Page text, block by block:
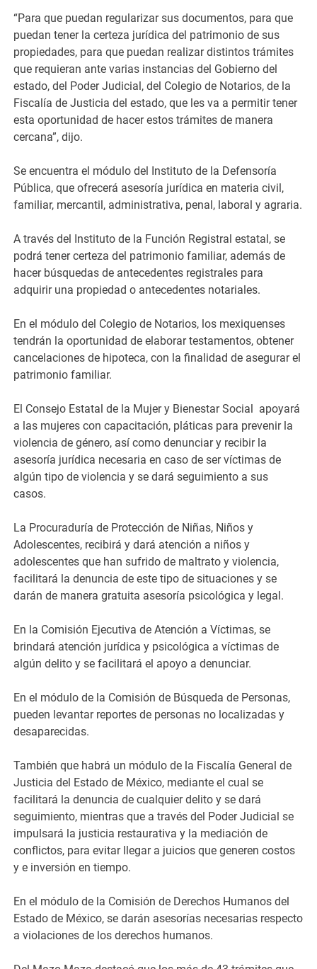
“Para que puedan regularizar sus documentos, para que
puedan tener la certeza jurídica del patrimonio de sus
propiedades, para que puedan realizar distintos trámites
que requieran ante varias instancias del Gobierno del
estado, del Poder Judicial, del Colegio de Notarios, de la
Fiscalía de Justicia del estado, que les va a permitir tener
esta oportunidad de hacer estos trámites de manera
cercana”, dijo.
Se encuentra el módulo del Instituto de la Defensoría
Pública, que ofrecerá asesoría jurídica en materia civil,
familiar, mercantil, administrativa, penal, laboral y agraria.
A través del Instituto de la Función Registral estatal, se
podrá tener certeza del patrimonio familiar, además de
hacer búsquedas de antecedentes registrales para
adquirir una propiedad o antecedentes notariales.
En el módulo del Colegio de Notarios, los mexiquenses
tendrán la oportunidad de elaborar testamentos, obtener
cancelaciones de hipoteca, con la finalidad de asegurar el
patrimonio familiar.
El Consejo Estatal de la Mujer y Bienestar Social apoyará
a las mujeres con capacitación, pláticas para prevenir la
violencia de género, así como denunciar y recibir la
asesoría jurídica necesaria en caso de ser víctimas de
algún tipo de violencia y se dará seguimiento a sus
casos.
La Procuraduría de Protección de Niñas, Niños y
Adolescentes, recibirá y dará atención a niños y
adolescentes que han sufrido de maltrato y violencia,
facilitará la denuncia de este tipo de situaciones y se
darán de manera gratuita asesoría psicológica y legal.
En la Comisión Ejecutiva de Atención a Víctimas, se
brindará atención jurídica y psicológica a víctimas de
algún delito y se facilitará el apoyo a denunciar.
En el módulo de la Comisión de Búsqueda de Personas,
pueden levantar reportes de personas no localizadas y
desaparecidas.
También que habrá un módulo de la Fiscalía General de
Justicia del Estado de México, mediante el cual se
facilitará la denuncia de cualquier delito y se dará
seguimiento, mientras que a través del Poder Judicial se
impulsará la justicia restaurativa y la mediación de
conflictos, para evitar llegar a juicios que generen costos
y e inversión en tiempo.
En el módulo de la Comisión de Derechos Humanos del
Estado de México, se darán asesorías necesarias respecto
a violaciones de los derechos humanos.